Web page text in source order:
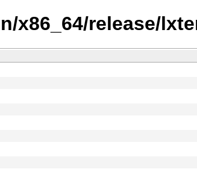
x86_64/release/